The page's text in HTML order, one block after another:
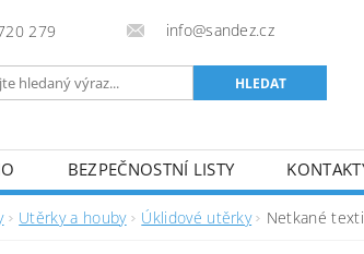
279 info@sandez.cz
BEZPEČNOSTNÍ LISTY
Utěrky a houby Úklidové utěrky Netkané